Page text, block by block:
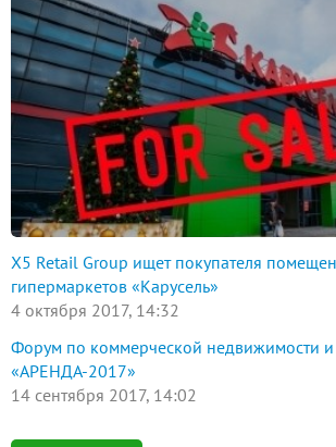
X5 Retail Group ищет покупателя
гипермаркетов «Карусель»
4 октября 2017, 14:32
Форум по коммерческой недвижимости и
«АРЕНДА-2017»
14 сентября 2017, 14:02